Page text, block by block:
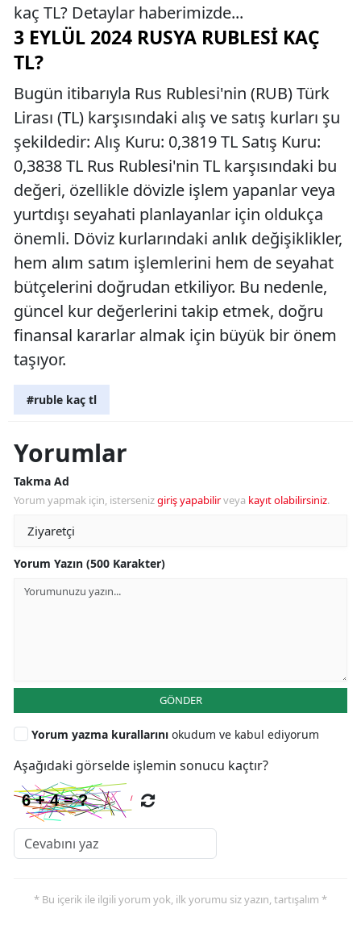
kaç TL? Detaylar haberimizde...
3 EYLÜL 2024 RUSYA RUBLESI KAÇ
TL?
Bugün itibarıyla Rus Rublesi'nin (RUB) Türk
Lirası (TL) karşısındaki alış ve satış kurları şu
şekildedir: Alış Kuru: 0,3819 TL Satış Kuru:
0,3838 TL Rus Rublesi'nin TL karşısındaki bu
değeri, özellikle dövizle işlem yapanlar veya
yurtdışı seyahati planlayanlar için oldukça
önemli. Döviz kurlarındaki anlık değişiklikler,
hem alım satım işlemlerini hem de seyahat
bütçelerini doğrudan etkiliyor. Bu nedenle,
güncel kur değerlerini takip etmek, doğru
finansal kararlar almak için büyük bir önem
taşıyor.
#ruble kaç tl
Yorumlar
Takma Ad
Yorum yapmak için, istersenizgiriş yapabilirveya kayıt olabilirsiniz.
Yorum Yazın (500 Karakter)
GÖNDER
Yorum yazma kurallarını okudum ve kabul ediyorum
Aşağıdaki görselde işlemin sonucu kaçtır?
* Bu içerik ile ilgili yorum yok, ilk yorumu siz yazın, tartışalım *